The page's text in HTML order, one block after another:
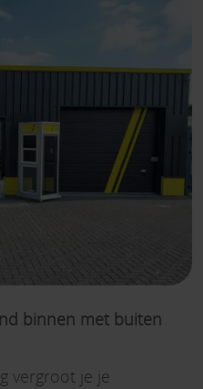
binnen met buiten
vergroot je je